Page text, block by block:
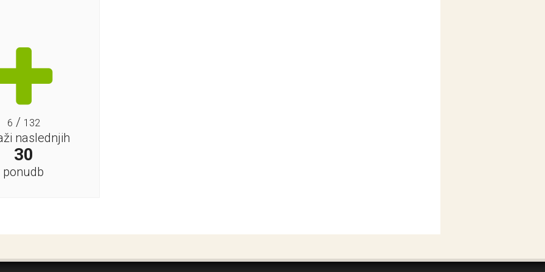
6 / 132
naslednjih
30
ponudb